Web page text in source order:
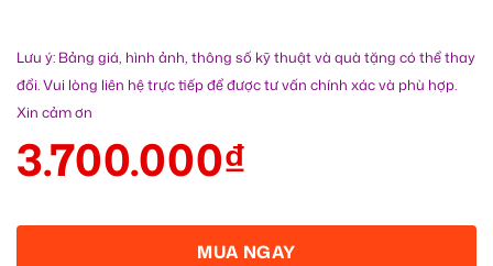
Lưu ý: Bảng giá, hình ảnh, thông số kỹ thuật và quà tặng có thể thay
đổi. Vui lòng liên hệ trực tiếp để được tư vấn chính xác và phù hợp.
Xin cảm ơn
3.700.000₫
MUA NGAY